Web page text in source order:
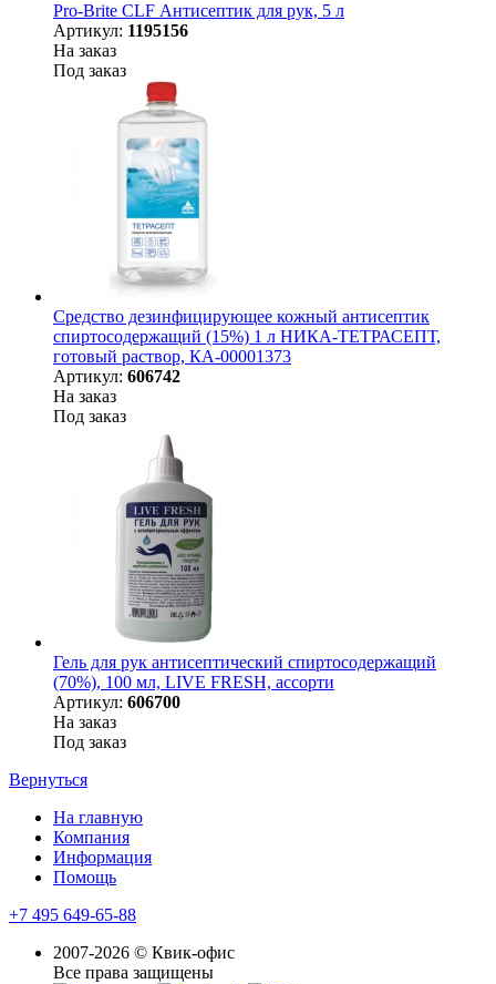
Pro-Brite CLF Антисептик для рук, 5 л
Артикул: 1195156
На заказ
Под заказ
Средство дезинфицирующее кожный антисептик
спиртосодержащий (15%) 1 л НИКА-ТЕТРАСЕПТ,
готовый раствор, КА-00001373
Артикул: 606742
На заказ
Под заказ
Гель для рук антисептический спиртосодержащий
(70%), 100 мл, LIVE FRESH, ассорти
Артикул: 606700
На заказ
Под заказ
Вернуться
На главную
Компания
Информация
Помощь
+7 495 649-65-88
2007-2026 © Квик-офис
Все права защищены